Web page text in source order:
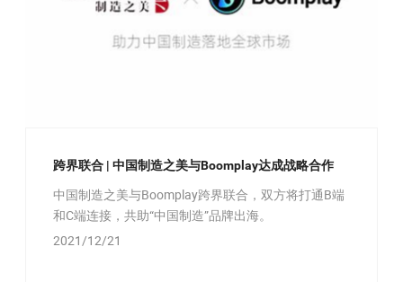
跨界联合 | 中国制造之美与Boomplay达成战略合作
中国制造之美与Boomplay跨界联合，双方将打通B端
和C端连接，共助“中国制造”品牌出海。
2021/12/21